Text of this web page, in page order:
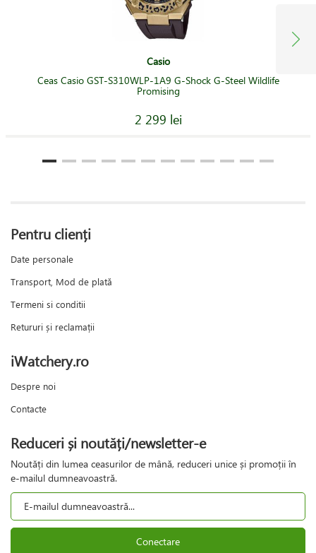
Casio
Ceas Casio GST-S310WLP-1A9 G-Shock G-Steel Wildlife
Promising
2 299 lei
Pentru clienți
Date personale
Transport, Mod de plată
Termeni si conditii
Retururi și reclamații
iWatchery.ro
Despre noi
Contacte
Reduceri și noutăți/newsletter-e
Noutăți din lumea ceasurilor de mână, reduceri unice și promoții în
e-mailul dumneavoastră.
Conectare